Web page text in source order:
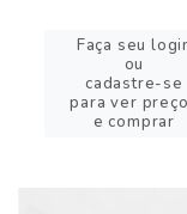
Faça seu
ou
cadastre-se
para ver
e comprar